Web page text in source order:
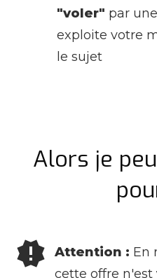
"voler" par
exploite votre
le sujet
Alors je
Attention : En
cette offre n'est